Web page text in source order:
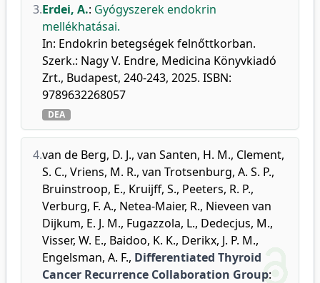
3.Erdei, A.: Gyógyszerek endokrin
mellékhatásai.
In: Endokrin betegségek felnőttkorban.
Szerk.: Nagy V. Endre, Medicina Könyvkiadó
Zrt., Budapest, 240-243, 2025. ISBN:
9789632268057
DEA
4.van de Berg, D. J., van Santen, H. M., Clement,
S. C., Vriens, M. R., van Trotsenburg, A. S. P.,
Bruinstroop, E., Kruijff, S., Peeters, R. P.,
Verburg, F. A., Netea-Maier, R., Nieveen van
Dijkum, E. J. M., Fugazzola, L., Dedecjus, M.,
Visser, W. E., Baidoo, K. K., Derikx, J. P. M.,
Engelsman, A. F., Differentiated Thyroid
Cancer Recurrence Collaboration Group: